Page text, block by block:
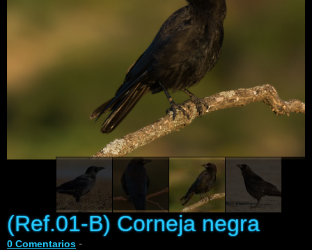
(Ref.01-B) Corneja negra
0 Comentarios -